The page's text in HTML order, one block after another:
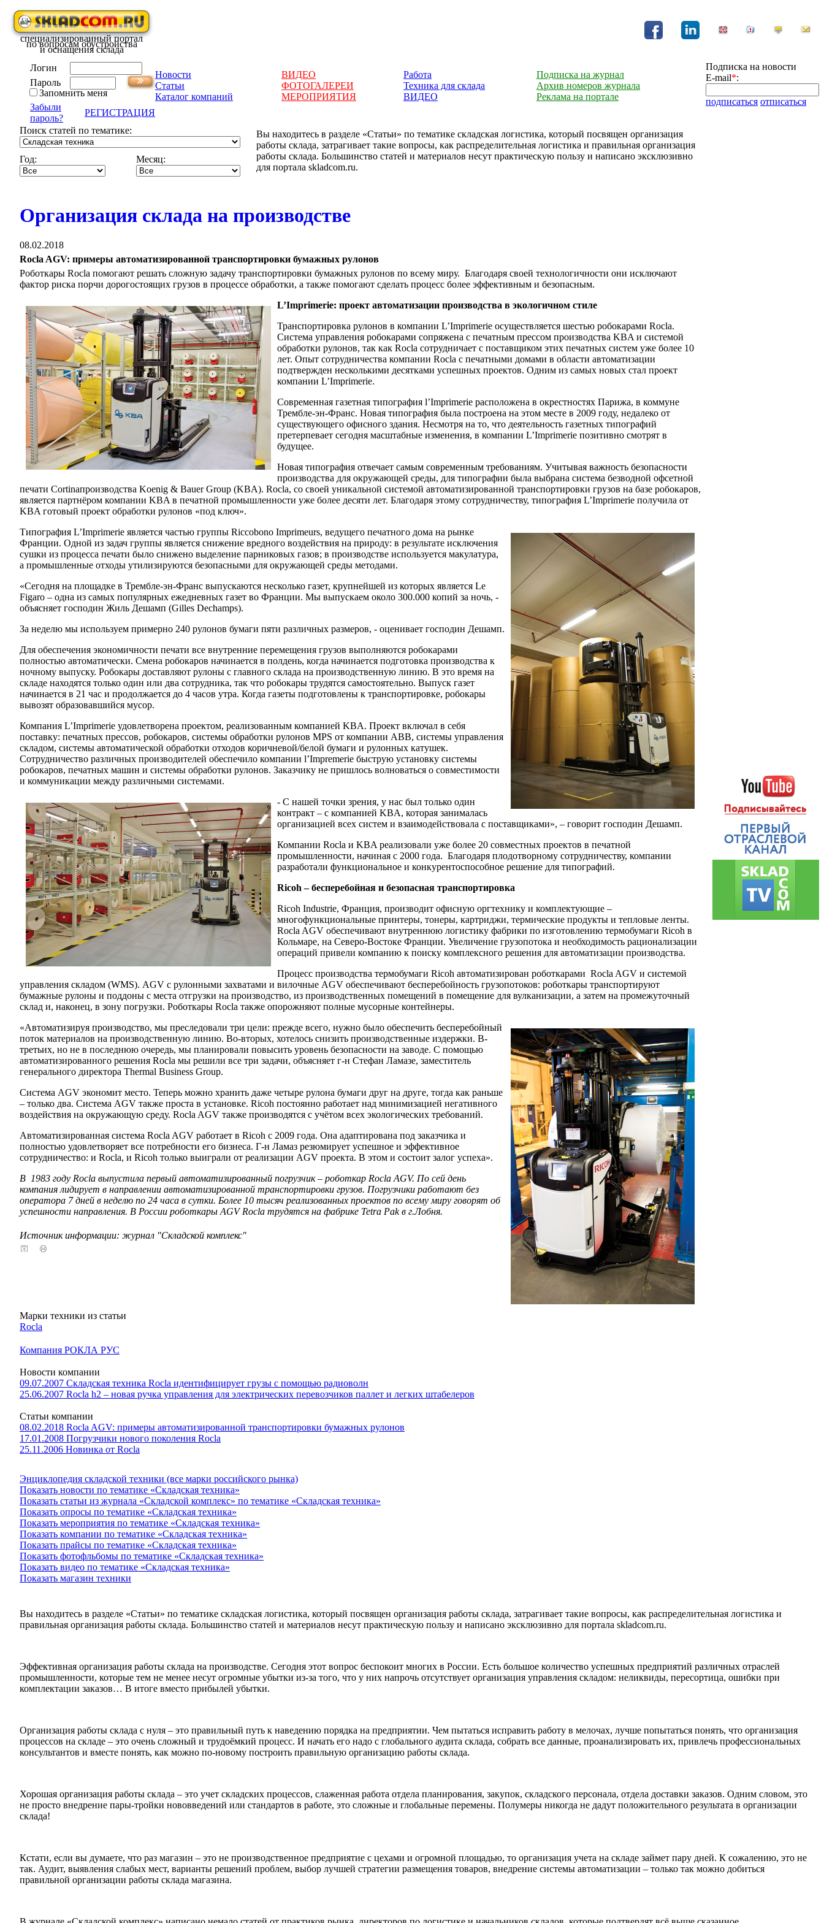
специализированный портал
по вопросам обустройства
и оснащения склада
Логин
Пароль
Запомнить меня
Забыли
пароль?
РЕГИСТРАЦИЯ
Новости ВИДЕО Работа
Подписка на журнал
Статьи
ФОТОГАЛЕРЕИ Техника для склада
Архив номеров журнала
Каталог компаний
МЕРОПРИЯТИЯ ВИДЕО Реклама на портале
Подписка на новости
E-mail*:
подписаться отписаться
Поиск статей по тематике:
Год: Месяц:
Вы находитесь в разделе «Статьи» по тематике складская логистика, который посвящен организация
работы склада, затрагивает такие вопросы, как распределительная логистика и правильная организация
работы склада. Большинство статей и материалов несут практическую пользу и написано эксклюзивно
для портала skladcom.ru.
Организация склада на производстве
08.02.2018
Rocla AGV: примеры автоматизированной транспортировки бумажных рулонов
Роботкары Rocla помогают решать сложную задачу транспортировки бумажных рулонов по всему миру. Благодаря своей технологичности они исключают
фактор риска порчи дорогостоящих грузов в процессе обработки, а также помогают сделать процесс более эффективным и безопасным.
L’Imprimerie: проект автоматизации производства в экологичном стиле
Транспортировка рулонов в компании L’Imprimerie осуществляется шестью робокарами Rocla.
Система управления робокарами сопряжена с печатным прессом производства KBA и системой
обработки рулонов, так как Rocla сотрудничает с поставщиком этих печатных систем уже более 10
лет. Опыт сотрудничества компании Rocla с печатными домами в области автоматизации
подтвержден несколькими десятками успешных проектов. Одним из самых новых стал проект
компании L’Imprimerie.
Современная газетная типография l’Imprimerie расположена в окрестностях Парижа, в коммуне
Трембле-эн-Франс. Новая типография была построена на этом месте в 2009 году, недалеко от
существующего офисного здания. Несмотря на то, что деятельность газетных типографий
претерпевает сегодня масштабные изменения, в компании L’Imprimerie позитивно смотрят в
будущее.
Новая типография отвечает самым современным требованиям. Учитывая важность безопасности
производства для окружающей среды, для типографии была выбрана система безводной офсетной
печати Cortinaпроизводства Koenig & Bauer Group (KBA). Rocla, со своей уникальной системой автоматизированной транспортировки грузов на базе робокаров,
является партнёром компании KBA в печатной промышленности уже более десяти лет. Благодаря этому сотрудничеству, типография L’Imprimerie получила от
KBA готовый проект обработки рулонов «под ключ».
Типография L’Imprimerie является частью группы Riccobono Imprimeurs, ведущего печатного дома на рынке
Франции. Одной из задач группы является снижение вредного воздействия на природу: в результате исключения
сушки из процесса печати было снижено выделение парниковых газов; в производстве используется макулатура,
а промышленные отходы утилизируются безопасными для окружающей среды методами.
«Сегодня на площадке в Трембле-эн-Франс выпускаются несколько газет, крупнейшей из которых является Le
Figaro – одна из самых популярных ежедневных газет во Франции. Мы выпускаем около 300.000 копий за ночь, -
объясняет господин Жиль Дешамп (Gilles Dechamps).
За неделю мы используем примерно 240 рулонов бумаги пяти различных размеров, - оценивает господин Дешамп.
Для обеспечения экономичности печати все внутренние перемещения грузов выполняются робокарами
полностью автоматически. Смена робокаров начинается в полдень, когда начинается подготовка производства к
ночному выпуску. Робокары доставляют рулоны с главного склада на производственную линию. В это время на
складе находятся только один или два сотрудника, так что робокары трудятся самостоятельно. Выпуск газет
начинается в 21 час и продолжается до 4 часов утра. Когда газеты подготовлены к транспортировке, робокары
вывозят образовавшийся мусор.
Компания L’Imprimerie удовлетворена проектом, реализованным компанией KBA. Проект включал в себя
поставку: печатных прессов, робокаров, системы обработки рулонов MPS от компании ABB, системы управления
складом, системы автоматической обработки отходов коричневой/белой бумаги и рулонных катушек.
Сотрудничество различных производителей обеспечило компании l’Impremerie быструю установку системы
робокаров, печатных машин и системы обработки рулонов. Заказчику не пришлось волноваться о совместимости
и коммуникации между различными системами.
- С нашей точки зрения, у нас был только один
контракт – с компанией KBA, которая занималась
организацией всех систем и взаимодействовала с поставщиками», – говорит господин Дешамп.
Компании Rocla и KBA реализовали уже более 20 совместных проектов в печатной
промышленности, начиная с 2000 года. Благодаря плодотворному сотрудничеству, компании
разработали функциональное и конкурентоспособное решение для типографий.
Ricoh – бесперебойная и безопасная транспортировка
Ricoh Industrie, Франция, производит офисную оргтехнику и комплектующие –
многофункциональные принтеры, тонеры, картриджи, термические продукты и тепловые ленты.
Rocla AGV обеспечивают внутреннюю логистику фабрики по изготовлению термобумаги Ricoh в
Кольмаре, на Северо-Востоке Франции. Увеличение грузопотока и необходимость рационализации
операций привели компанию к поиску комплексного решения для автоматизации производства.
Процесс производства термобумаги Ricoh автоматизирован роботкарами Rocla AGV и системой
управления складом (WMS). AGV с рулонными захватами и вилочные AGV обеспечивают бесперебойность грузопотоков: роботкары транспортируют
бумажные рулоны и поддоны с места отгрузки на производство, из производственных помещений в помещение для вулканизации, а затем на промежуточный
склад и, наконец, в зону погрузки. Роботкары Rocla также опорожняют полные мусорные контейнеры.
«Автоматизируя производство, мы преследовали три цели: прежде всего, нужно было обеспечить бесперебойный
поток материалов на производственную линию. Во-вторых, хотелось снизить производственные издержки. В-
третьих, но не в последнюю очередь, мы планировали повысить уровень безопасности на заводе. С помощью
автоматизированного решения Rocla мы решили все три задачи, объясняет г-н Стефан Ламазе, заместитель
генерального директора Thermal Business Group.
Система AGV экономит место. Теперь можно хранить даже четыре рулона бумаги друг на друге, тогда как раньше
– только два. Система AGV также проста в установке. Ricoh постоянно работает над минимизацией негативного
воздействия на окружающую среду. Rocla AGV также производятся с учётом всех экологических требований.
Автоматизированная система Rocla AGV работает в Ricoh с 2009 года. Она адаптирована под заказчика и
полностью удовлетворяет все потребности его бизнеса. Г-н Ламаз резюмирует успешное и эффективное
сотрудничество: и Rocla, и Ricoh только выиграли от реализации AGV проекта. В этом и состоит залог успеха».
В 1983 году Rocla выпустила первый автоматизированный погрузчик – роботкар Rocla AGV. По сей день
компания лидирует в направлении автоматизированной транспортировки грузов. Погрузчики работают без
оператора 7 дней в неделю по 24 часа в сутки. Более 10 тысяч реализованных проектов по всему миру говорят об
успешности направления. В России роботкары AGV Rocla трудятся на фабрике Tetra Pak в г.Лобня.
Источник информации: журнал "Складской комплекс"
Марки техники из статьи
Rocla
Компания РОКЛА РУС
Новости компании
09.07.2007 Складская техника Rocla идентифицирует грузы с помощью радиоволн
25.06.2007 Rocla h2 – новая ручка управления для электрических перевозчиков паллет и легких штабелеров
Статьи компании
08.02.2018 Rocla AGV: примеры автоматизированной транспортировки бумажных рулонов
17.01.2008 Погрузчики нового поколения Rocla
25.11.2006 Новинка от Rocla
Энциклопедия складской техники (все марки российского рынка)
Показать новости по тематике «Складская техника»
Показать статьи из журнала «Складской комплекс» по тематике «Складская техника»
Показать опросы по тематике «Складская техника»
Показать мероприятия по тематике «Складская техника»
Показать компании по тематике «Складская техника»
Показать прайсы по тематике «Складская техника»
Показать фотофльбомы по тематике «Складская техника»
Показать видео по тематике «Складская техника»
Показать магазин техники
Вы находитесь в разделе «Статьи» по тематике складская логистика, который посвящен организация работы склада, затрагивает такие вопросы, как распределительная логистика и
правильная организация работы склада. Большинство статей и материалов несут практическую пользу и написано эксклюзивно для портала skladcom.ru.
Эффективная организация работы склада на производстве. Сегодня этот вопрос беспокоит многих в России. Есть большое количество успешных предприятий различных отраслей
промышленности, которые тем не менее несут огромные убытки из-за того, что у них напрочь отсутствует организация управления складом: неликвиды, пересортица, ошибки при
комплектации заказов… В итоге вместо прибылей убытки.
Организация работы склада с нуля – это правильный путь к наведению порядка на предприятии. Чем пытаться исправить работу в мелочах, лучше попытаться понять, что организация
процессов на складе – это очень сложный и трудоёмкий процесс. И начать его надо с глобального аудита склада, собрать все данные, проанализировать их, привлечь профессиональных
консультантов и вместе понять, как можно по-новому построить правильную организацию работы склада.
Хорошая организация работы склада – это учет складских процессов, слаженная работа отдела планирования, закупок, складского персонала, отдела доставки заказов. Одним словом, это
не просто внедрение пары-тройки нововведений или стандартов в работе, это сложные и глобальные перемены. Полумеры никогда не дадут положительного результата в организации
склада!
Кстати, если вы думаете, что раз магазин – это не производственное предприятие с цехами и огромной площадью, то организация учета на складе займет пару дней. К сожалению, это не
так. Аудит, выявления слабых мест, варианты решений проблем, выбор лучшей стратегии размещения товаров, внедрение системы автоматизации – только так можно добиться
правильной организации работы склада магазина.